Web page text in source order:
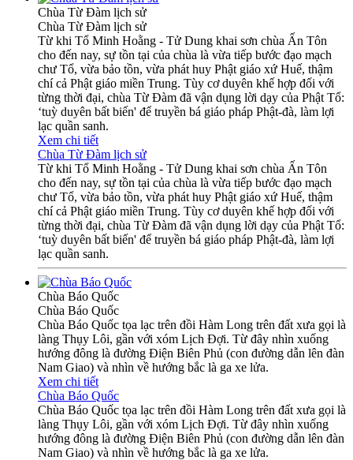
Chùa Từ Đàm lịch sử
Chùa Từ Đàm lịch sử
Từ khi Tổ Minh Hoằng - Tử Dung khai sơn chùa Ấn Tôn
cho đến nay, sự tồn tại của chùa là vừa tiếp bước đạo mạch
chư Tổ, vừa bảo tồn, vừa phát huy Phật giáo xứ Huế, thậm
chí cả Phật giáo miền Trung. Tùy cơ duyên khế hợp đối với
từng thời đại, chùa Từ Đàm đã vận dụng lời dạy của Phật Tổ:
‘tuỳ duyên bất biến' để truyền bá giáo pháp Phật-đà, làm lợi
lạc quần sanh.
Xem chi tiết
Chùa Từ Đàm lịch sử
Từ khi Tổ Minh Hoằng - Tử Dung khai sơn chùa Ấn Tôn
cho đến nay, sự tồn tại của chùa là vừa tiếp bước đạo mạch
chư Tổ, vừa bảo tồn, vừa phát huy Phật giáo xứ Huế, thậm
chí cả Phật giáo miền Trung. Tùy cơ duyên khế hợp đối với
từng thời đại, chùa Từ Đàm đã vận dụng lời dạy của Phật Tổ:
‘tuỳ duyên bất biến' để truyền bá giáo pháp Phật-đà, làm lợi
lạc quần sanh.
Chùa Báo Quốc
Chùa Báo Quốc
Chùa Báo Quốc tọa lạc trên đồi Hàm Long trên đất xưa gọi là
làng Thụy Lôi, gần với xóm Lịch Đợi. Từ đây nhìn xuống
hướng đông là đường Điện Biên Phủ (con đường dẫn lên đàn
Nam Giao) và nhìn về hướng bắc là ga xe lửa.
Xem chi tiết
Chùa Báo Quốc
Chùa Báo Quốc tọa lạc trên đồi Hàm Long trên đất xưa gọi là
làng Thụy Lôi, gần với xóm Lịch Đợi. Từ đây nhìn xuống
hướng đông là đường Điện Biên Phủ (con đường dẫn lên đàn
Nam Giao) và nhìn về hướng bắc là ga xe lửa.